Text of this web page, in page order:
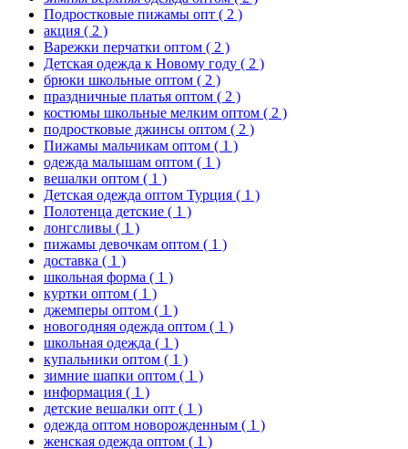
Подростковые пижамы опт ( 2 )
акция ( 2 )
Варежки перчатки оптом ( 2 )
Детская одежда к Новому году ( 2 )
брюки школьные оптом ( 2 )
праздничные платья оптом ( 2 )
костюмы школьные мелким оптом ( 2 )
подростковые джинсы оптом ( 2 )
Пижамы мальчикам оптом ( 1 )
одежда малышам оптом ( 1 )
вешалки оптом ( 1 )
Детская одежда оптом Турция ( 1 )
Полотенца детские ( 1 )
лонгсливы ( 1 )
пижамы девочкам оптом ( 1 )
доставка ( 1 )
школьная форма ( 1 )
куртки оптом ( 1 )
джемперы оптом ( 1 )
новогодняя одежда оптом ( 1 )
школьная одежда ( 1 )
купальники оптом ( 1 )
зимние шапки оптом ( 1 )
информация ( 1 )
детские вешалки опт ( 1 )
одежда оптом новорожденным ( 1 )
женская одежда оптом ( 1 )